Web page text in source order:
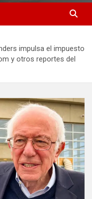
impulsa el impuesto
y otros reportes del